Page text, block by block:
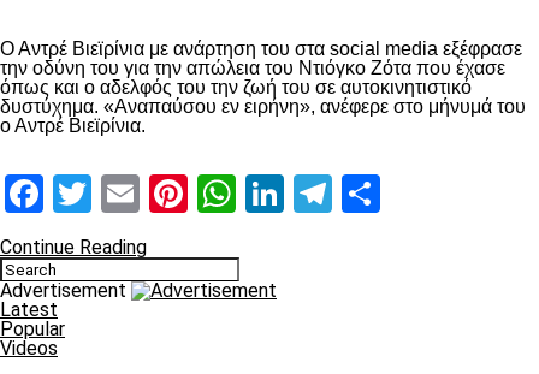
Ο Αντρέ Βιεϊρίνια με ανάρτηση του στα social media εξέφρασε
την οδύνη του για την απώλεια του Ντιόγκο Ζότα που έχασε
όπως και ο αδελφός του την ζωή του σε αυτοκινητιστικό
δυστύχημα. «Αναπαύσου εν ειρήνη», ανέφερε στο μήνυμά του
ο Αντρέ Βιεϊρίνια.
Facebook
Twitter
EmailPinterest
WhatsApp
LinkedIn
Telegram
Continue Reading
Advertisement
Latest
Popular
Videos